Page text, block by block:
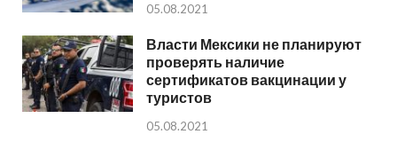
05.08.2021
Власти Мексики не планируют
проверять наличие
сертификатов вакцинации у
туристов
05.08.2021